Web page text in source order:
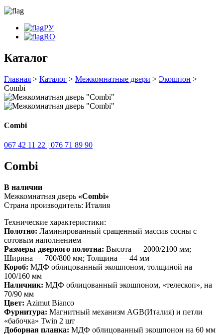
РУ
RO
Каталог
Главная > Каталог > Межкомнатные двери > Экошпон >
Combi
Combi
067 42 11 22 | 076 71 89 90
Combi
В наличии
Межкомнатная дверь «Combi»
Страна производитель: Италия
Технические характеристики:
Полотно: Ламинированный сращенный массив сосны с
сотовым наполнением
Размеры дверного полотна: Высота — 2000/2100 мм;
Ширина — 700/800 мм; Толщина — 44 мм
Короб: МДФ облицованный экошпоном, толщиной на
100/160 мм
Наличник: МДФ облицованный экошпоном, «телескоп», на
70/90 мм
Цвет: Azimut Bianco
Фурнитура: Магнитный механизм AGB(Италия) и петли
«бабочка» Twin 2 шт
Доборная планка: МДФ облицованный экошпонон на 60 мм